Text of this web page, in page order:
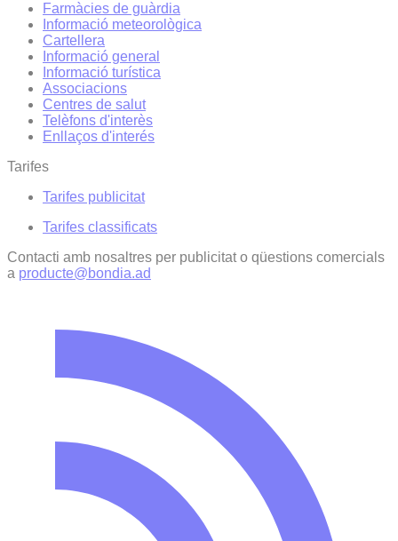
Farmàcies de guàrdia
Informació meteorològica
Cartellera
Informació general
Informació turística
Associacions
Centres de salut
Telèfons d'interès
Enllaços d'interés
Tarifes
Tarifes publicitat
Tarifes classificats
Contacti amb nosaltres per publicitat o qüestions comercials
a producte@bondia.ad